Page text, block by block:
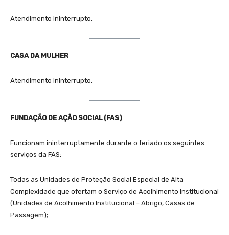
Atendimento ininterrupto.
CASA DA MULHER
Atendimento ininterrupto.
FUNDAÇÃO DE AÇÃO SOCIAL (FAS)
Funcionam ininterruptamente durante o feriado os seguintes
serviços da FAS:
Todas as Unidades de Proteção Social Especial de Alta
Complexidade que ofertam o Serviço de Acolhimento Institucional
(Unidades de Acolhimento Institucional – Abrigo, Casas de
Passagem);